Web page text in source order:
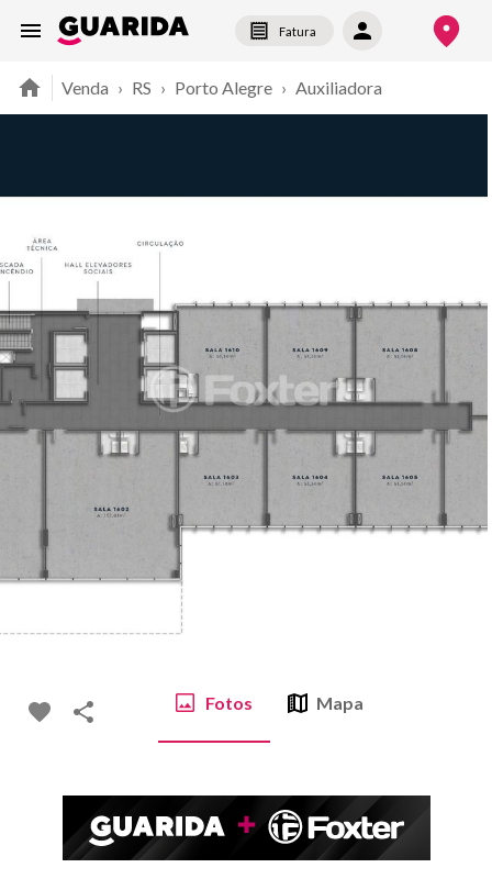
Fatura
Venda › RS › Porto Alegre › Auxiliadora
Fotos Mapa